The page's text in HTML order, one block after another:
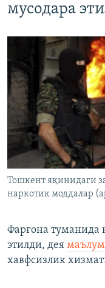
мусодара
Тошкент яқинидаги
наркотик моддалар
Фарғона туманида
этилди, дея
хавфсизлик